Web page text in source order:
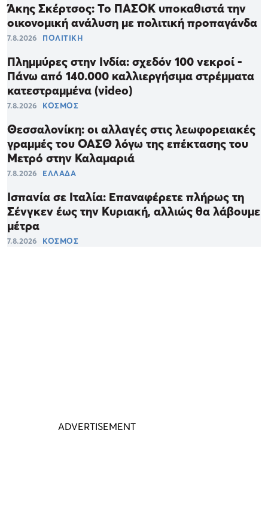
Άκης Σκέρτσος: Το ΠΑΣΟΚ υποκαθιστά την
οικονομική ανάλυση με πολιτική προπαγάνδα
7.8.2026 ΠΟΛΙΤΙΚΗ
Πλημμύρες στην Ινδία: σχεδόν 100 νεκροί -
Πάνω από 140.000 καλλιεργήσιμα στρέμματα
κατεστραμμένα (video)
7.8.2026 ΚΟΣΜΟΣ
Θεσσαλονίκη: οι αλλαγές στις λεωφορειακές
γραμμές του OAΣΘ λόγω της επέκτασης του
Μετρό στην Καλαμαριά
7.8.2026 ΕΛΛΑΔΑ
Ισπανία σε Ιταλία: Επαναφέρετε πλήρως τη
Σένγκεν έως την Κυριακή, αλλιώς θα λάβουμε
μέτρα
7.8.2026 ΚΟΣΜΟΣ